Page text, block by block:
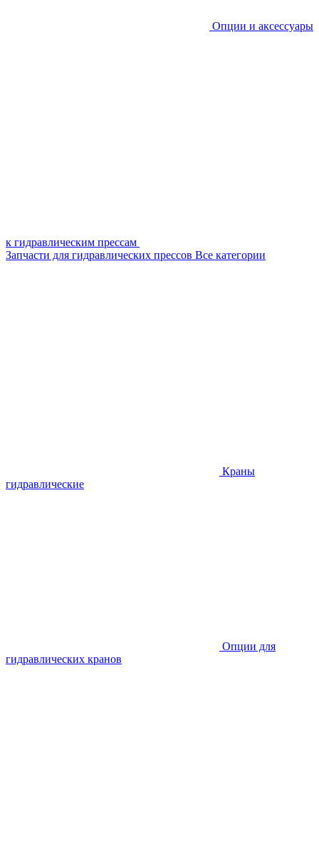
Опции и аксессуары
к гидравлическим прессам
Запчасти для гидравлических прессов Все категории
Краны
гидравлические
Опции для
гидравлических кранов